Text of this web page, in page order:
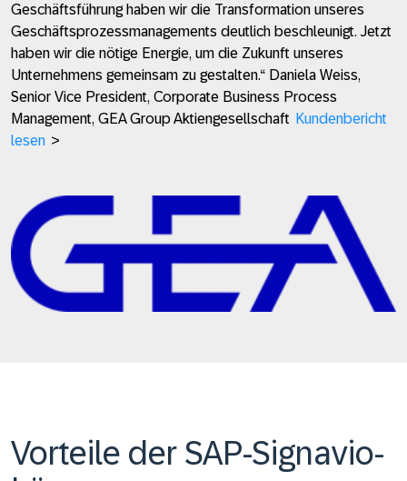
Geschäftsführung haben wir die Transformation unseres
Geschäftsprozessmanagements deutlich beschleunigt. Jetzt
haben wir die nötige Energie, um die Zukunft unseres
Unternehmens gemeinsam zu gestalten.“ Daniela Weiss,
Senior Vice President, Corporate Business Process
Management, GEA Group Aktiengesellschaft Kundenbericht
lesen >
Vorteile der SAP-Signavio-